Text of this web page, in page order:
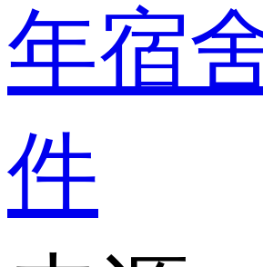
年宿
件